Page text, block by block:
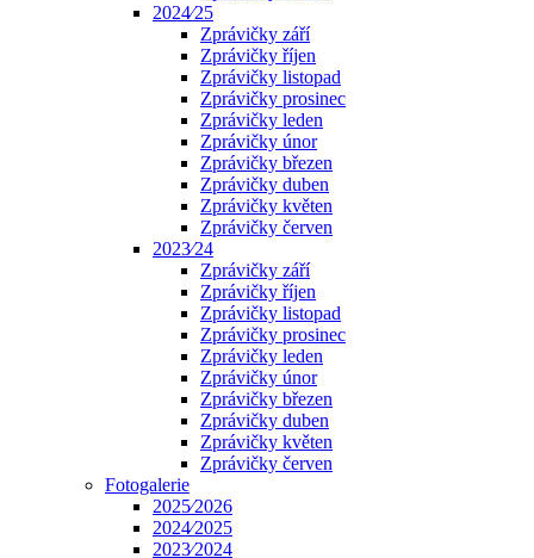
2024⁄25
Zprávičky září
Zprávičky říjen
Zprávičky listopad
Zprávičky prosinec
Zprávičky leden
Zprávičky únor
Zprávičky březen
Zprávičky duben
Zprávičky květen
Zprávičky červen
2023⁄24
Zprávičky září
Zprávičky říjen
Zprávičky listopad
Zprávičky prosinec
Zprávičky leden
Zprávičky únor
Zprávičky březen
Zprávičky duben
Zprávičky květen
Zprávičky červen
Fotogalerie
2025⁄2026
2024⁄2025
2023⁄2024